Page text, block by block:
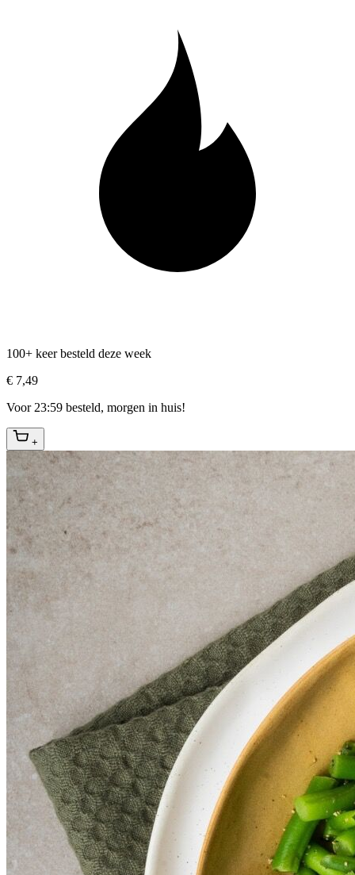
100+ keer besteld deze week
€ 7,49
Voor 23:59 besteld, morgen in huis!
+